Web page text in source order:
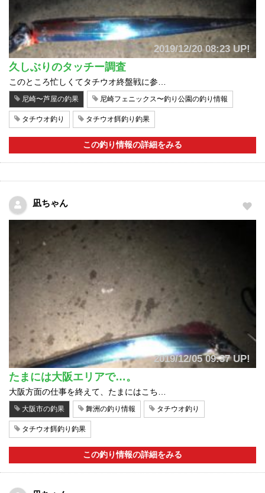
2019/12/20 08:23 UP!
久しぶりのタッチー調査
このところ忙しくてタチウオ終盤戦に参…
尼崎〜芦屋の釣果 尼崎フェニックス〜釣り公園の釣り情報
タチウオ釣り タチウオ餌釣り釣果
この釣り情報の詳細をみる
凪ちゃん
2019/12/05 09:37 UP!
たまには大阪エリアで…。
大阪方面の仕事を終えて、たまにはこち…
大阪市の釣果 舞洲の釣り情報 タチウオ釣り
タチウオ餌釣り釣果
この釣り情報の詳細をみる